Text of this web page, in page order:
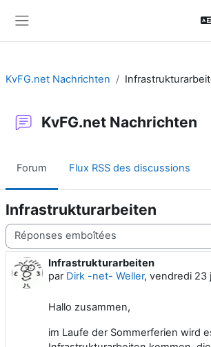
KvFG.net Nachrichten
KvFG.net Nachrichten
Forum Flux RSS des discussions
Infrastrukturarbeiten
Type d’affichage
Infrastrukturarbeiten
par Dirk -net- Weller, vendredi 23
Nombre de réponses : 0
Hallo zusammen,
im Laufe der Sommerferien wird